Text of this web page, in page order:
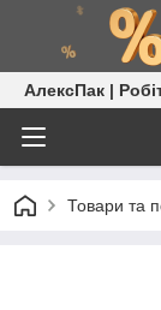
АлексПак |
Товари та